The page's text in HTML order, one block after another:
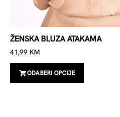
ŽENSKA BLUZA ATAKAMA
41,99 KM
ODABERI OPCIJE